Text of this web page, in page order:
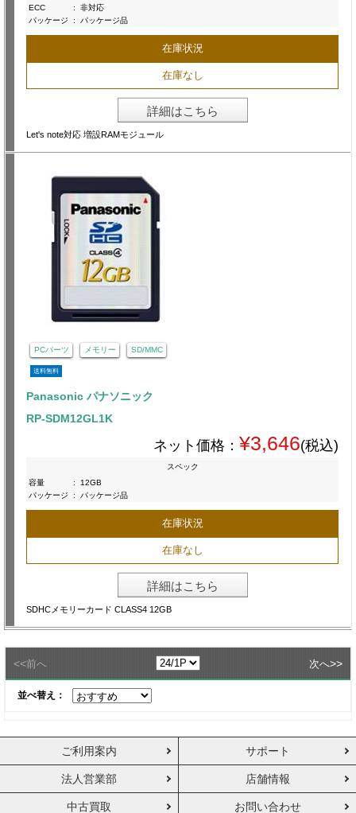
ECC
:
非対応
パッケージ
: パッケージ品
在庫状況
在庫なし
詳細はこちら
Let's note対応 増設RAMモジュール
PCパーツ メモリー SD/MMC
送料無料
Panasonic パナソニック
RP-SDM12GL1K
ネット価格： ¥3,646(税込)
スペック
容量
:
12GB
パッケージ
: パッケージ品
在庫状況
在庫なし
詳細はこちら
SDHCメモリーカード CLASS4 12GB
<<前へ 次へ>>
並べ替え：
ご利用案内 サポート
法人営業部 店舗情報
中古買取 お問い合わせ